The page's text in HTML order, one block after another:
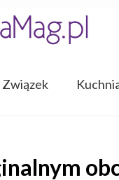
Związek